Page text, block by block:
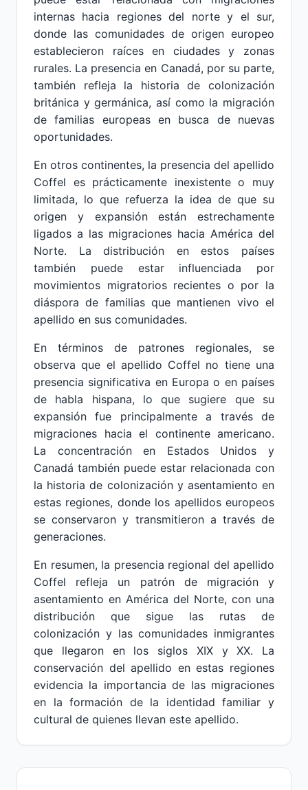
internas hacia regiones del norte y el sur,
donde las comunidades de origen europeo
establecieron raíces en ciudades y zonas
rurales. La presencia en Canadá, por su parte,
también refleja la historia de colonización
británica y germánica, así como la migración
de familias europeas en busca de nuevas
oportunidades.
En otros continentes, la presencia del apellido
Coffel es prácticamente inexistente o muy
limitada, lo que refuerza la idea de que su
origen y expansión están estrechamente
ligados a las migraciones hacia América del
Norte. La distribución en estos países
también puede estar influenciada por
movimientos migratorios recientes o por la
diáspora de familias que mantienen vivo el
apellido en sus comunidades.
En términos de patrones regionales, se
observa que el apellido Coffel no tiene una
presencia significativa en Europa o en países
de habla hispana, lo que sugiere que su
expansión fue principalmente a través de
migraciones hacia el continente americano.
La concentración en Estados Unidos y
Canadá también puede estar relacionada con
la historia de colonización y asentamiento en
estas regiones, donde los apellidos europeos
se conservaron y transmitieron a través de
generaciones.
En resumen, la presencia regional del apellido
Coffel refleja un patrón de migración y
asentamiento en América del Norte, con una
distribución que sigue las rutas de
colonización y las comunidades inmigrantes
que llegaron en los siglos XIX y XX. La
conservación del apellido en estas regiones
evidencia la importancia de las migraciones
en la formación de la identidad familiar y
cultural de quienes llevan este apellido.